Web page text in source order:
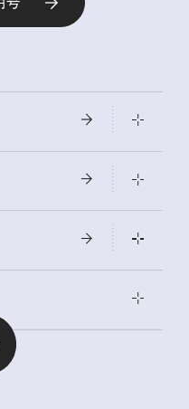
なインテリア
ス
心地いいリンネル旅ガイ
座
REPORT
ナ